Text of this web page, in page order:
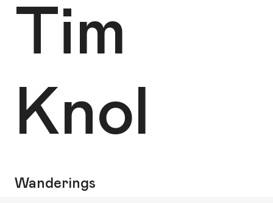
Tim
Knol
Wanderings